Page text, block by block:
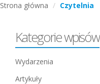
Strona główna Czytelnia
Kategorie wpisów
Wydarzenia
Artykuły